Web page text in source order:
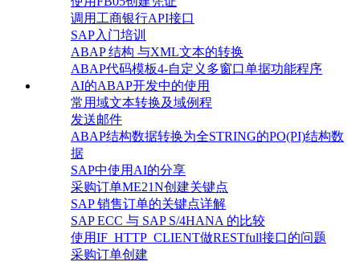
调用工商银行API接口
SAP入门培训
ABAP 结构 与XML文本的转换
ABAP代码模板4-自定义多窗口单据功能程序
AI的ABAP开发中的使用
常用域文本转换及域例程
发送邮件
ABAP结构数据转换为全STRING的PO(PI)结构数
据
SAP中使用AI的分享
采购订单ME21N创建关键点
SAP 销售订单的关键点详解
SAP ECC 与 SAP S/4HANA 的比较
使用IF_HTTP_CLIENT做RESTfull接口的问题
采购订单创建